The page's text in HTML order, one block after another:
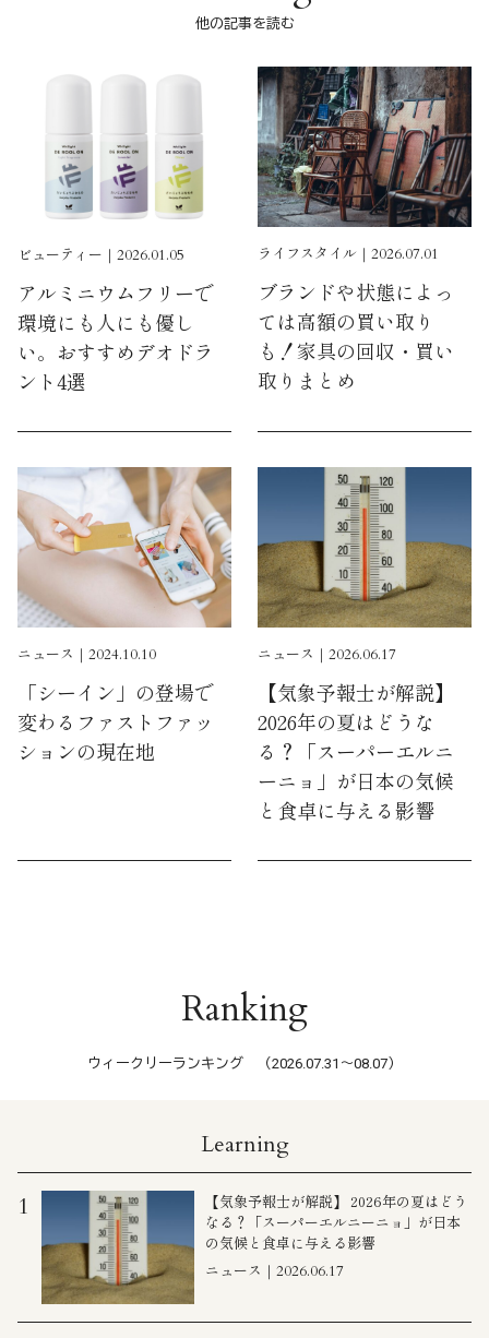
他の記事を読む
ビューティー｜2026.01.05
アルミニウムフリーで
環境にも人にも優し
い。おすすめデオドラ
ント4選
ライフスタイル｜2026.07.01
ブランドや状態によっ
ては高額の買い取り
も！家具の回収・買い
取りまとめ
ニュース｜2024.10.10
「シーイン」の登場で
変わるファストファッ
ションの現在地
ニュース｜2026.06.17
【気象予報士が解説】
2026年の夏はどうな
る？「スーパーエルニ
ーニョ」が日本の気候
と食卓に与える影響
Ranking
ウィークリーランキング （2026.07.31〜08.07）
Learning
1
【気象予報士が解説】 2026年の夏はどう
なる？「スーパーエルニーニョ」が日本
の気候と食卓に与える影響
ニュース｜2026.06.17